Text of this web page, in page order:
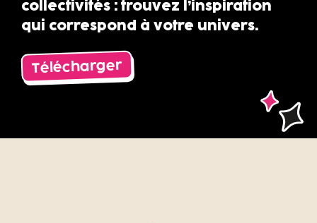
collectivités : trouvez l’inspiration
qui correspond à votre univers.
Télécharger